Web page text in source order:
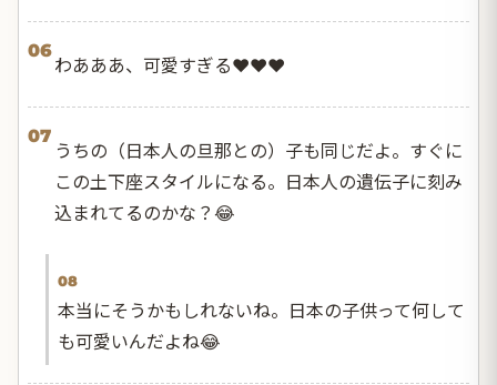
06
わあああ、可愛すぎる❤️❤️❤️
07
うちの（日本人の旦那との）子も同じだよ。すぐに
この土下座スタイルになる。日本人の遺伝子に刻み
込まれてるのかな？😂
08
本当にそうかもしれないね。日本の子供って何して
も可愛いんだよね😂